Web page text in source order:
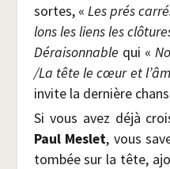
sortes, « Les prés
lons les liens les
Dérai­son­nable qui «
/​La tête le cœur et
invite la der­nière
Si vous avez déjà
Paul Mes­let, vous
tom­bée sur la tête,